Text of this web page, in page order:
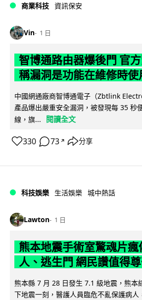
商業科技 資訊保安
Vin 1 日
智博通路由器爆後門 官
稱漏洞是功能在維修時使
中國網通廠商智博通電子（Zbtlink
產品爆出嚴重安全漏洞，被發現每 35 秒
線，旗...
閱讀全文
330 73 ↗ 分享
科技娛樂 生活娛樂 城中熱話
Lawton 1 日
熊本地震手術室驚魂片
人、逃生門 網民讚值得
熊本縣 7 月 28 日發生 7.1 級地震，熊本
下地震一刻，醫護人員臨危不亂保護病人